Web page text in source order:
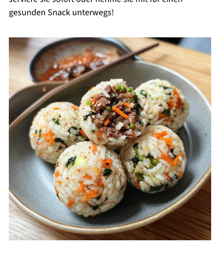
gesunden Snack unterwegs!